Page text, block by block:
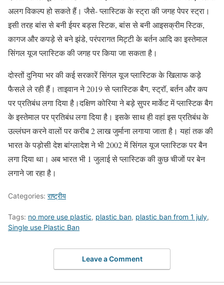
अलग विकल्प हो सकते हैं। जैसे- प्लास्टिक के स्ट्रा की जगह पेपर स्ट्रा।
इसी तरह बांस से बनी ईयर बड्स स्टिक, बांस से बनी आइसक्रीम स्टिक,
कागज और कपड़े से बने झंडे, परंपरागत मिट्टी के बर्तन आदि का इस्तेमाल
सिंगल यूज प्लास्टिक की जगह पर किया जा सकता है।
दोस्तों दुनिया भर की कई सरकारें सिंगल यूज प्लास्टिक के खिलाफ कड़े
फैसले ले रही हैं। ताइवान ने 2019 से प्लास्टिक बैग, स्ट्रॉ, बर्तन और कप
पर प्रतिबंध लगा दिया है।दक्षिण कोरिया ने बड़े सुपर मार्केट में प्लास्टिक बैग
के इस्तेमाल पर प्रतिबंध लगा दिया है। इसके साथ ही वहां इस प्रतिबंध के
उल्लंघन करने वालों पर करीब 2 लाख जुर्माना लगाया जाता है। यहां तक की
भारत के पड़ोसी देश बांग्लादेश ने भी 2002 में सिंगल यूज प्लास्टिक पर बैन
लगा दिया था। अब भारत भी 1 जुलाई से प्लास्टिक की कुछ चीजों पर बेन
लगाने जा रहा है।
Categories: राष्ट्रीय
Tags: no more use plastic, plastic ban, plastic ban from 1 july,
Single use Plastic Ban
Leave a Comment